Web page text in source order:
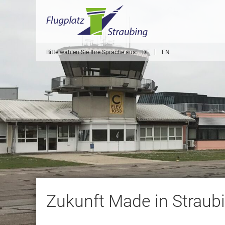
Bitte wählen Sie Ihre Sprache aus: DE EN
Zukunft Made in